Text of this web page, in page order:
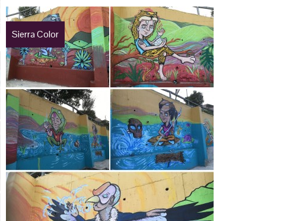
Sierra Color